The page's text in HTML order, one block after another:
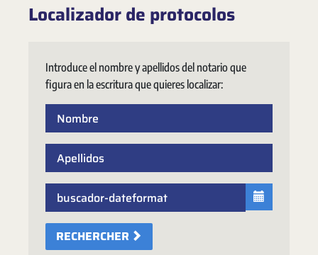
Localizador de protocolos
Introduce el nombre y apellidos del notario que
figura en la escritura que quieres localizar:
RECHERCHER